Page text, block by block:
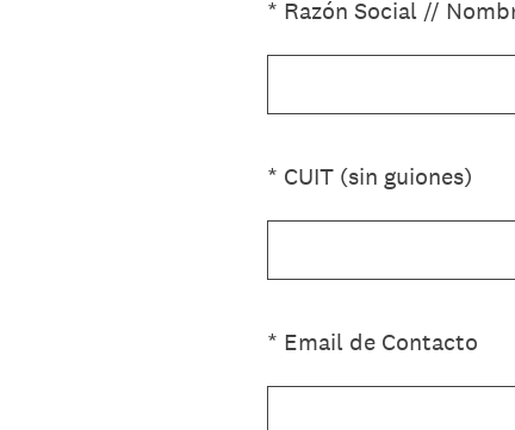
* Razón Social //
(Obligatorio).
* CUIT (sin guiones)
(Obligatorio).
* Email de Contacto
(Obligatorio).